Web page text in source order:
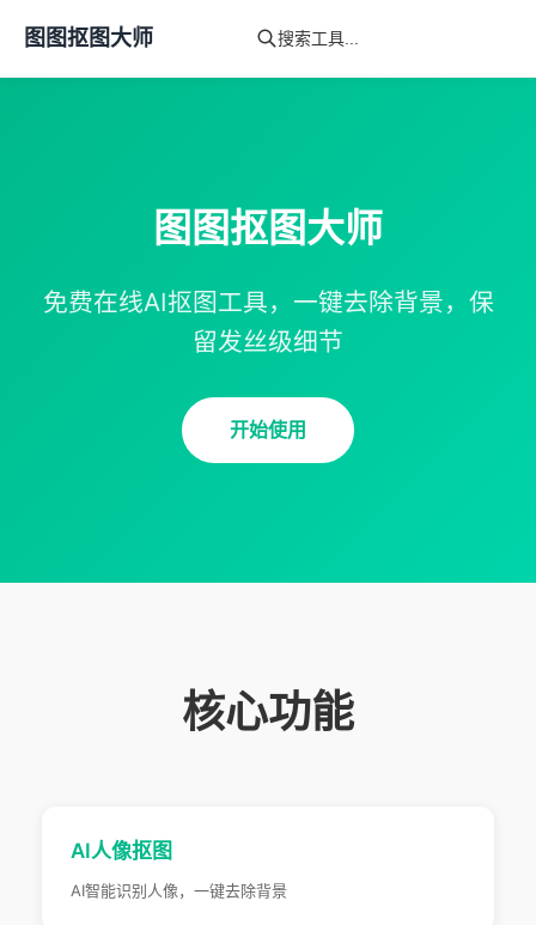
图图抠图大师
图图抠图大师
免费在线AI抠图工具，一键去除背景，保
留发丝级细节
开始使用
核心功能
AI人像抠图
AI智能识别人像，一键去除背景